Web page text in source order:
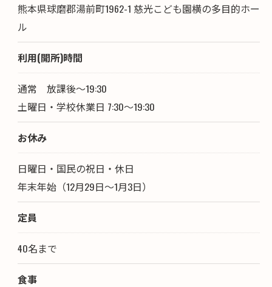
熊本県球磨郡湯前町1962-1 慈光こども園横の多目的ホー
ル
利用(開所)時間
通常 放課後～19:30
土曜日・学校休業日 7:30～19:30
お休み
日曜日・国民の祝日・休日
年末年始（12月29日～1月3日）
定員
40名まで
食事